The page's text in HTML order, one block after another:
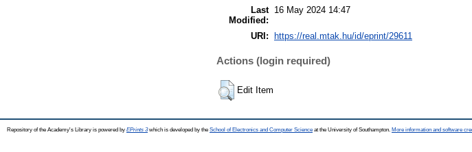
Last
Modified:
16 May 2024 14:47
URI: https://real.mtak.hu/id/eprint/29611
Actions (login required)
Edit Item
Repository of the Academy's Library is powered by EPrints 3which is developed by the School of Electronics and Computer Science at the University of Southampton. More information and software